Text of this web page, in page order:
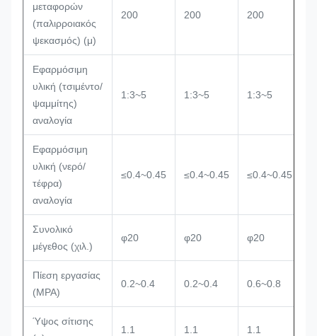
μεταφορών
(παλιρροιακός
ψεκασμός) (μ)
200 200 200
Εφαρμόσιμη
υλική (τσιμέντο/
ψαμμίτης)
αναλογία
1:3~5 1:3~5 1:3~5
Εφαρμόσιμη
υλική (νερό/
τέφρα)
αναλογία
≤0.4~0.45 ≤0.4~0.45 ≤0.4~0.45
Συνολικό
μέγεθος (χιλ.)
φ20 φ20 φ20
Πίεση εργασίας
(MPA)
0.2~0.4 0.2~0.4 0.6~0.8
Ύψος σίτισης
1.1 1.1 1.1